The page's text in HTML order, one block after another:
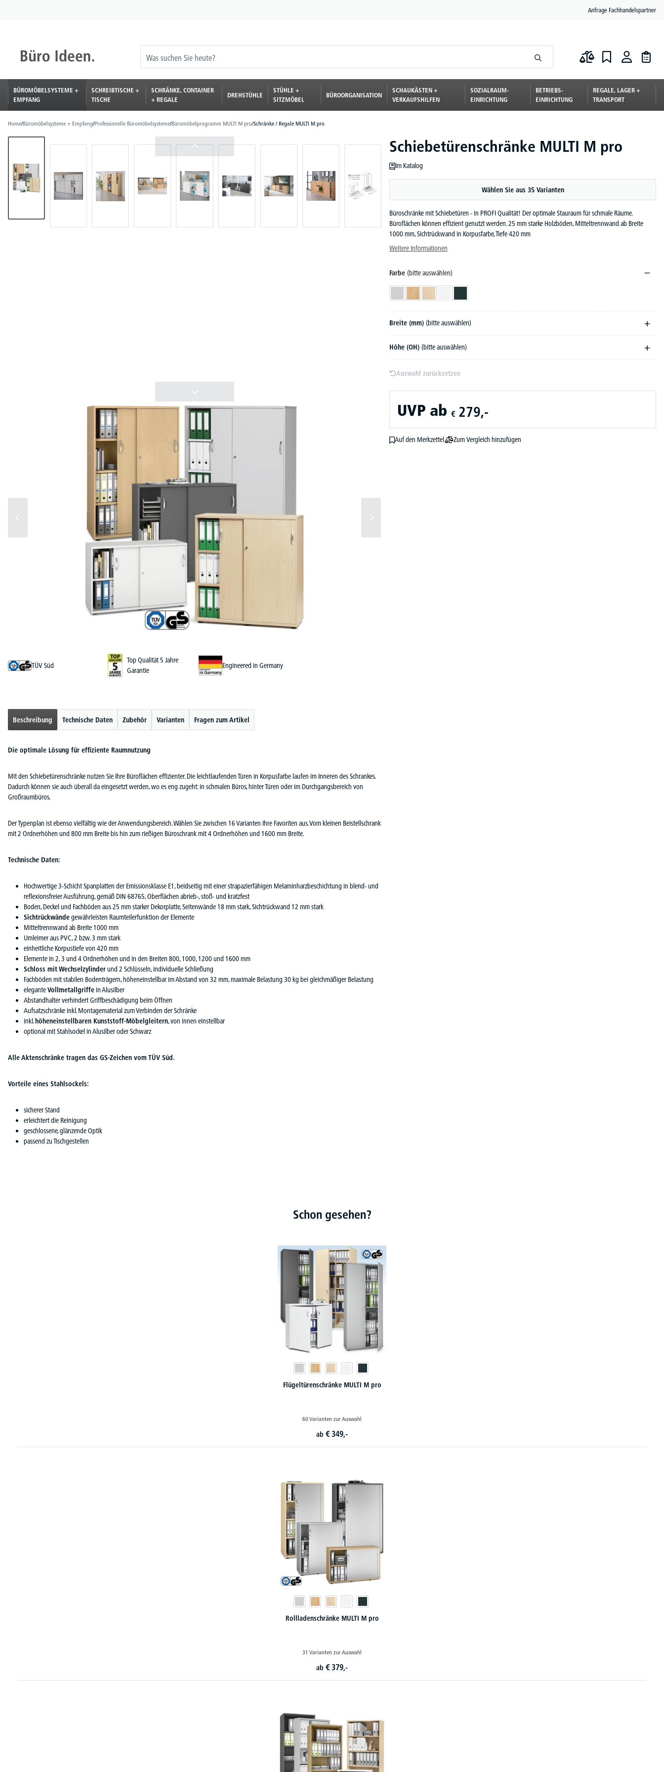
Anfrage Fachhandelspartner
BÜROMÖBELSYSTEME +
EMPFANG
SCHREIBTISCHE +
TISCHE
SCHRÄNKE, CONTAINER
+ REGALE
DREHSTÜHLE
STÜHLE +
SITZMÖBEL
BÜROORGANISATION
SCHAUKÄSTEN +
VERKAUFSHILFEN
SOZIALRAUM-
EINRICHTUNG
BETRIEBS-
EINRICHTUNG
REGALE, LAGER +
TRANSPORT
Home/Büromöbelsysteme + Empfang/Professionelle Büromöbelsysteme/Büromöbelprogramm MULTI M pro/Schränke / Regale MULTI M pro
Schiebetürenschränke MULTI M pro
Im Katalog
Wählen Sie aus 35 Varianten
Büroschränke mit Schiebetüren - in PROFI Qualität! Der optimale Stauraum für schmale Räume.
Büroflächen können effizient genutzt werden. 25 mm starke Holzböden, Mitteltrennwand ab Breite
1000 mm, Sichtrückwand in Korpusfarbe, Tiefe 420 mm
Weitere Informationen
Farbe (bitte auswählen)
Breite (mm) (bitte auswählen)
Höhe (OH) (bitte auswählen)
Auswahl zurücksetzen
UVP ab € 279,-
Auf den Merkzettel Zum Vergleich hinzufügen
TÜV Süd
Top Qualität 5 Jahre
Garantie
Engineered in Germany
Beschreibung Technische Daten Zubehör Varianten Fragen zum Artikel
Die optimale Lösung für effiziente Raumnutzung
Mit den Schiebetürenschränke nutzen Sie Ihre Büroflächen effizienter. Die leichtlaufenden Türen in Korpusfarbe laufen im Inneren des Schrankes.
Dadurch können sie auch überall da eingesetzt werden, wo es eng zugeht: in schmalen Büros, hinter Türen oder im Durchgangsbereich von
Großraumbüros.
Der Typenplan ist ebenso vielfältig wie der Anwendungsbereich. Wählen Sie zwischen 16 Varianten Ihre Favoriten aus. Vom kleinen Beistellschrank
mit 2 Ordnerhöhen und 800 mm Breite bis hin zum rießigen Büroschrank mit 4 Ordnerhöhen und 1600 mm Breite.
Technische Daten:
Hochwertige 3-Schicht Spanplatten der Emissionsklasse E1, beidseitig mit einer strapazierfähigen Melaminharzbeschichtung in blend- und
reflexionsfreier Ausführung, gemäß DIN 68765, Oberflächen abrieb-, stoß- und kratzfest
Boden, Deckel und Fachböden aus 25 mm starker Dekorplatte, Seitenwände 18 mm stark, Sichtrückwand 12 mm stark
Sichtrückwändegewährleisten Raumteilerfunktion der Elemente
Mitteltrennwand ab Breite 1000 mm
Umleimer aus PVC, 2 bzw. 3 mm stark
einheitliche Korpustiefe von 420 mm
Elemente in 2, 3 und 4 Ordnerhöhen und in den Breiten 800, 1000, 1200 und 1600 mm
Schloss mit Wechselzylinderund 2 Schlüsseln, individuelle Schließung
Fachböden mit stabilen Bodenträgern, höheneinstellbar im Abstand von 32 mm, maximale Belastung 30 kg bei gleichmäßiger Belastung
eleganteVollmetallgriffein Alusilber
Abstandhalter verhindert Griffbeschädigung beim Öffnen
Aufsatzschränke inkl. Montagematerial zum Verbinden der Schränke
inkl.höheneinstellbaren Kunststoff-Möbelgleitern, von innen einstellbar
optional mit Stahlsockel in Alusilber oder Schwarz
Alle Aktenschränke tragen das GS-Zeichen vom TÜV Süd.
Vorteile eines Stahlsockels:
sicherer Stand
erleichtert die Reinigung
geschlossene, glänzende Optik
passend zu Tischgestellen
Schon gesehen?
Flügeltürenschränke MULTI M pro
60 Varianten zur Auswahl
ab € 349,-
Rollladenschränke MULTI M pro
31 Varianten zur Auswahl
ab € 379,-